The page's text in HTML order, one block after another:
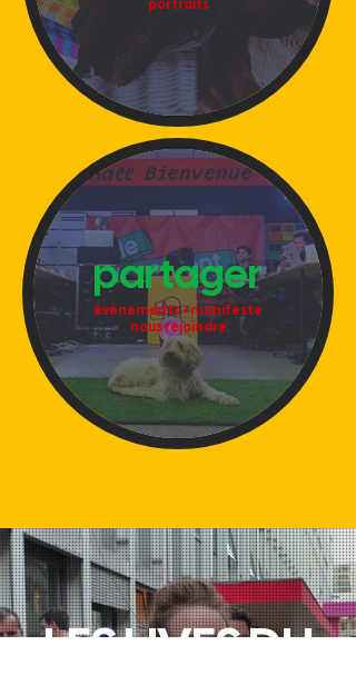
portraits
partager
événements - manifeste
nous rejoindre
LES LIVES DU